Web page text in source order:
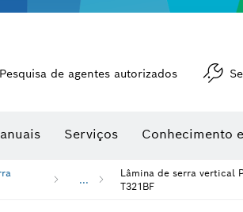
Pesquisa de agentes autorizados
Serviços Conhecimento
...
Lâmina de serra vertical
T321BF